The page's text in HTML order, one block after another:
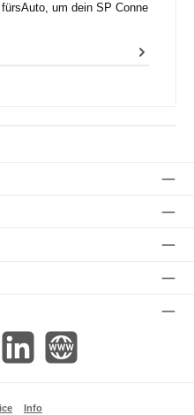
um dein SP Conne
LinkedIn Website
Info